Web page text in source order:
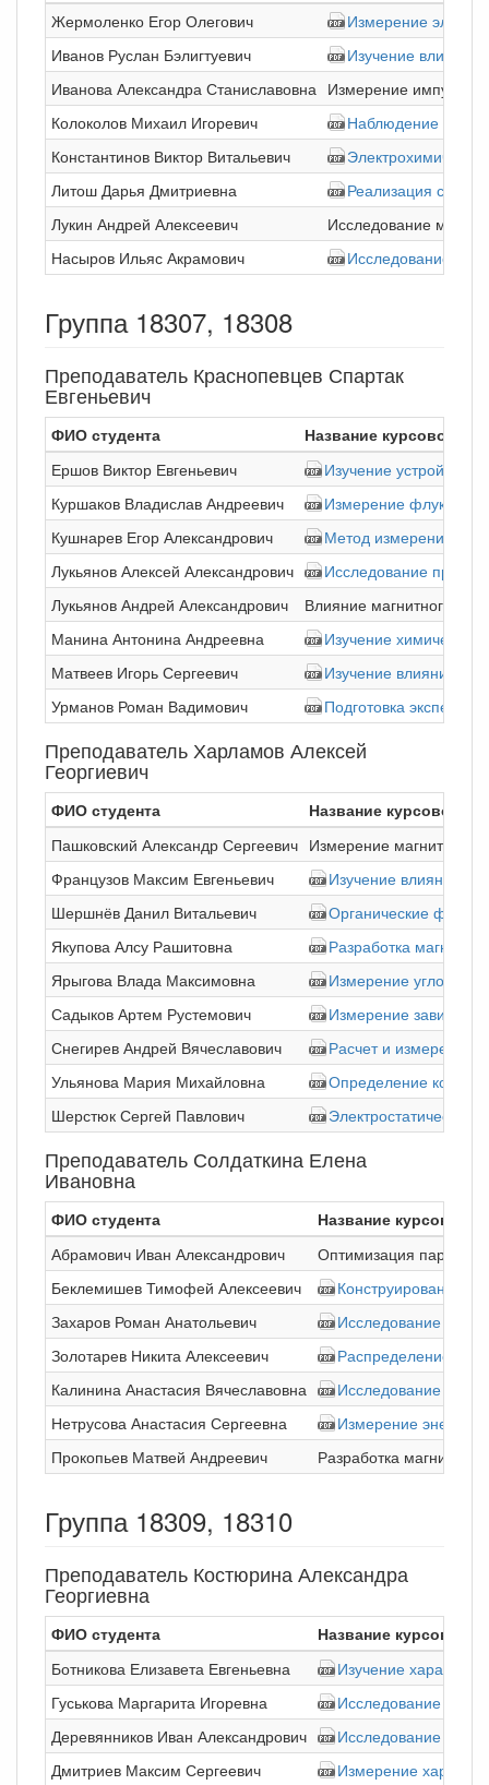
Жермоленко Егор Олегович
Измерение
Иванов Руслан Бэлигтуевич
Изучение влияния
Иванова Александра Станиславовна Измерение
Колоколов Михаил Игоревич
Наблюдение
Константинов Виктор Витальевич
Литош Дарья Дмитриевна
Реализация схемы
Лукин Андрей Алексеевич
Исследование
Насыров Ильяс Акрамович
Исследование
Группа 18307, 18308
Преподаватель Краснопевцев Спартак
Евгеньевич
ФИО студента
Название курсовой
Ершов Виктор Евгеньевич
Изучение устройства
Куршаков Владислав Андреевич
Измерение
Кушнарев Егор Александрович
Метод измерения
Лукьянов Алексей Александрович
Исследование
Лукьянов Андрей Александрович
Влияние магнитного
Манина Антонина Андреевна
Изучение
Матвеев Игорь Сергеевич
Изучение влияния
Урманов Роман Вадимович
Подготовка
Преподаватель Харламов Алексей
Георгиевич
ФИО студента
Название курсовой
Пашковский Александр Сергеевич Измерение магнитного
Французов Максим Евгеньевич
Изучение влияния
Шершнёв Данил Витальевич
Органические
Якупова Алсу Рашитовна
Разработка
Ярыгова Влада Максимовна
Измерение угловых
Садыков Артем Рустемович
Измерение
Снегирев Андрей Вячеславович
Расчет и измерение
Ульянова Мария Михайловна
Определение
Шерстюк Сергей Павлович
Электростатический
Преподаватель Солдаткина Елена
Ивановна
ФИО студента
Название курсовой
Абрамович Иван Александрович
Оптимизация
Беклемишев Тимофей Алексеевич
Конструирование и
Захаров Роман Анатольевич
Исследование
Золотарев Никита Алексеевич
Распределение
Калинина Анастасия Вячеславовна
Исследование
Нетрусова Анастасия Сергеевна
Измерение
Прокопьев Матвей Андреевич
Разработка
Группа 18309, 18310
Преподаватель Костюрина Александра
Георгиевна
ФИО студента
Название курсовой
Ботникова Елизавета Евгеньевна
Изучение
Гуськова Маргарита Игоревна
Исследование
Деревянников Иван Александрович
Исследование
Дмитриев Максим Сергеевич
Измерение